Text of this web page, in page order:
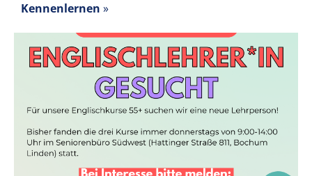
Kennenlernen »